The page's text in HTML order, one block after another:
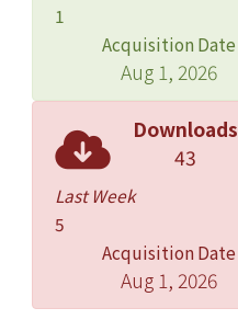
1
Acquisition Date
Aug 1, 2026
Downloads
43
Last Week
5
Acquisition Date
Aug 1, 2026